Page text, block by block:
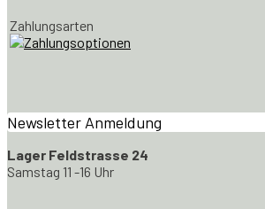
Zahlungsarten
Newsletter Anmeldung
Lager Feldstrasse 24
Samstag 11 -16 Uhr